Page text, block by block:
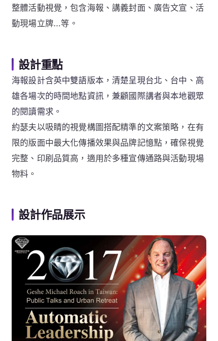
整體活動視覺，包含海報、講義封面、廣告文宣、活
動現場立牌...等。
設計重點
海報設計含英中雙語版本，清楚呈現台北、台中、高
雄各場次的時間地點資訊，兼顧國際講者與本地觀眾
的閱讀需求。
約瑟夫以吸睛的視覺構圖搭配精準的文案策略，在有
限的版面中最大化傳播效果與品牌記憶點，確保視覺
完整、印刷品質高，適用於多種宣傳通路與活動現場
物料。
設計作品展示